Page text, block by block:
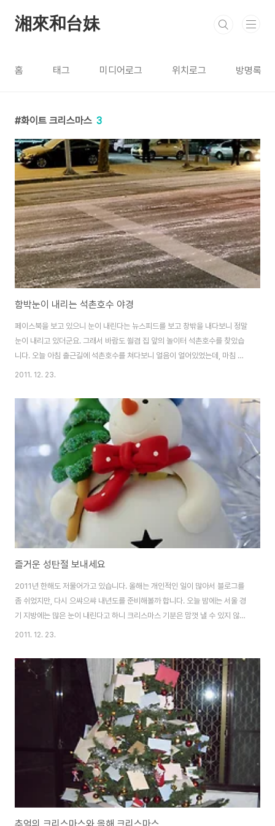
湘來和台妹
홈 태그 미디어로그 위치로그 방명록
화이트 크리스마스 3
함박눈이 내리는 석촌호수 야경
페이스북을 보고 있으니 눈이 내린다는 뉴스피드를 보고 창밖을 내다보니 정말
눈이 내리고 있더군요. 그래서 바람도 쐴겸 집 앞의 놀이터 석촌호수를 찾았습
니다. 오늘 아침 출근길에 석촌호수를 쳐다보니 얼음이 얼어있었는데, 마침 눈
이 내리니 얼음 덕분에 '아 눈이 내리는구나!' 사실이 더 선명하게 보입니다. 조
는 가로등을 쳐다보니 눈이 많이 내리고 있는걸 더 선명하게 느낄 수 있습니다.
자고 일어나면 눈이 소복히 쌓여있겠죠? 내일 아침 일어나서 다시 호수가를 나
2011. 12. 23.
즐거운 성탄절 보내세요
2011년 한해도 저물어가고 있습니다. 올해는 개인적인 일이 많아서 블로그를
좀 쉬었지만, 다시 으쌰으쌰 내년도를 준비해볼까 합니다. 오늘 밤에는 서울 경
기 지방에는 많은 눈이 내린다고 하니 크리스마스 기분은 맘껏 낼 수 있지 않을
까요? 저는 집에서 뒹굴뒹굴 모드로 쉬어야겠네요. 다들 즐거운 주말, 성탄절
2011. 12. 23.